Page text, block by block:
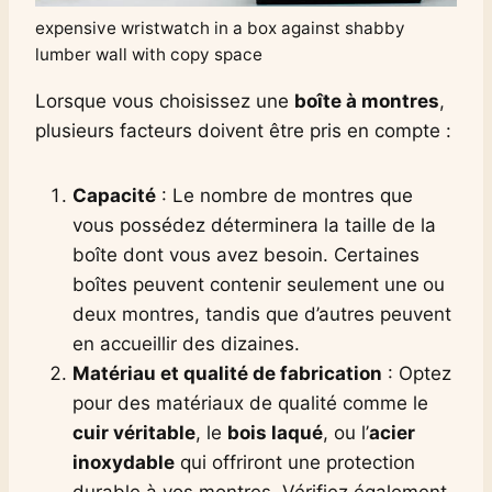
expensive wristwatch in a box against shabby
lumber wall with copy space
Lorsque vous choisissez une boîte à montres,
plusieurs facteurs doivent être pris en compte :
Capacité : Le nombre de montres que
vous possédez déterminera la taille de la
boîte dont vous avez besoin. Certaines
boîtes peuvent contenir seulement une ou
deux montres, tandis que d’autres peuvent
en accueillir des dizaines.
Matériau et qualité de fabrication : Optez
pour des matériaux de qualité comme le
cuir véritable, le bois laqué, ou l’acier
inoxydable qui offriront une protection